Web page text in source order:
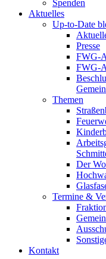
Spenden
Aktuelles
Up-to-Date
Presse
FWG-
FWG-
Themen
Der
Termine &
Kontakt